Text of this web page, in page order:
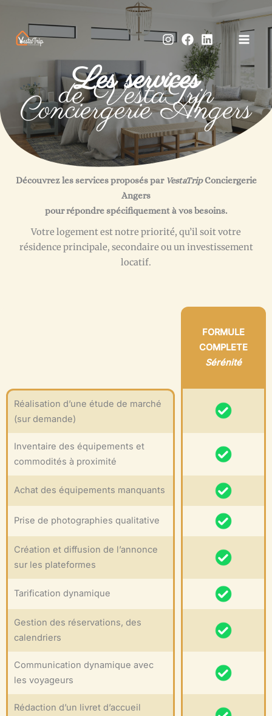
contenu
Les services
de VestaTrip
Conciergerie Angers
Découvrez les services proposés par VestaTripConciergerie
Angers
pour répondre spécifiquement à vos besoins.
Votre logement est notre priorité, qu’il soit votre
résidence principale, secondaire ou un investissement
locatif.
FORMULE
COMPLETE
Sérénité
Réalisation d’une étude de marché
(sur demande)
Inventaire des équipements et
commodités à proximité
Achat des équipements manquants
Prise de photographies qualitative
Création et diffusion de l’annonce
sur les plateformes
Tarification dynamique
Gestion des réservations, des
calendriers
Communication dynamique avec
les voyageurs
Rédaction d’un livret d’accueil